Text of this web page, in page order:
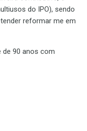
do IPO), sendo
reformar me em
de 90 anos com